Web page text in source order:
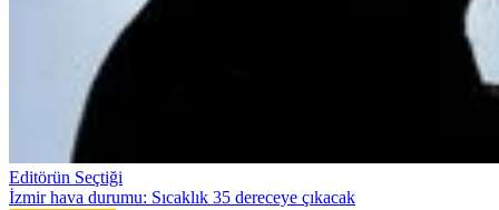
Editörün Seçtiği
İzmir hava durumu: Sıcaklık 35 dereceye çıkacak